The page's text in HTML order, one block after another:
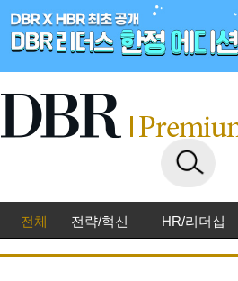
전체 전략/혁신 HR/리더십